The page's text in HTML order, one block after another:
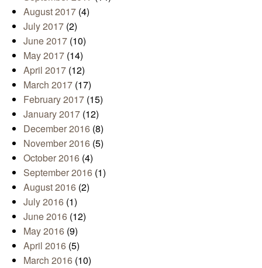
August 2017 (4)
July 2017 (2)
June 2017 (10)
May 2017 (14)
April 2017 (12)
March 2017 (17)
February 2017 (15)
January 2017 (12)
December 2016 (8)
November 2016 (5)
October 2016 (4)
September 2016 (1)
August 2016 (2)
July 2016 (1)
June 2016 (12)
May 2016 (9)
April 2016 (5)
March 2016 (10)